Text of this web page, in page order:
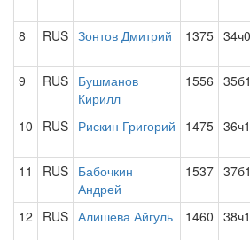
8 RUS Зонтов Дмитрий 1375 34ч0
9 RUS Бушманов
Кирилл
1556 35б1
10 RUS Рискин Григорий 1475 36ч1
11 RUS Бабочкин
Андрей
1537 37б1
12 RUS Алишева Айгуль 1460 38ч1